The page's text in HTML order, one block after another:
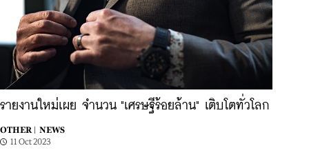
รายงานใหม่เผย จำนวน "เศรษฐีร้อยล้าน" เติบโตทั่วโลก
OTHER |
NEWS
11 Oct 2023